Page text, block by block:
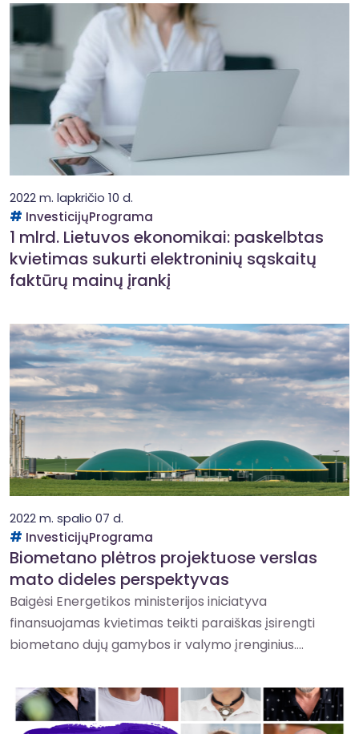
2022 m. lapkričio 10 d.
InvesticijųPrograma
1 mlrd. Lietuvos ekonomikai: paskelbtas
kvietimas sukurti elektroninių sąskaitų
faktūrų mainų įrankį
2022 m. spalio 07 d.
InvesticijųPrograma
Biometano plėtros projektuose verslas
mato dideles perspektyvas
Baigėsi Energetikos ministerijos iniciatyva
finansuojamas kvietimas teikti paraiškas įsirengti
biometano dujų gamybos ir valymo įrenginius....